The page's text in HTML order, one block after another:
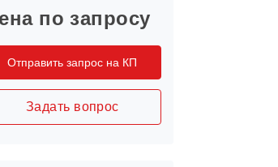
по запросу
Отправить запрос на КП
Задать вопрос